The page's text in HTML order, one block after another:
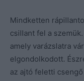
Mindketten
csillant fel a
amely varázslatra
elgondolkodott.
az ajtó feletti